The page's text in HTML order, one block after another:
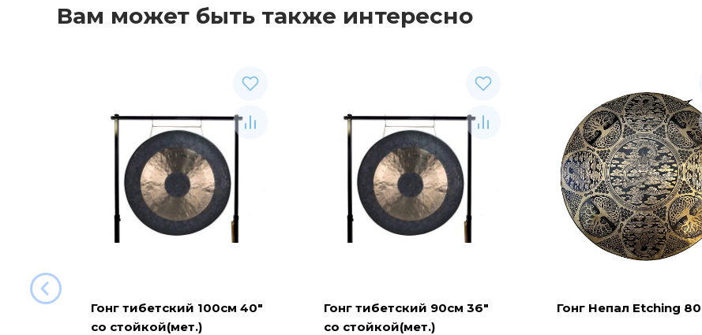
Вам может быть также интересно
Гонг тибетский 100см 40"
со стойкой(мет.)
Гонг тибетский 90см 36"
со стойкой(мет.)
Гонг Непал Etching